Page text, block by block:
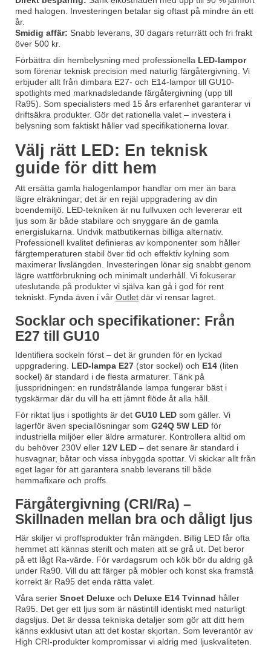
med halogen. Investeringen betalar sig oftast på mindre än ett
år.
Smidig affär: Snabb leverans, 30 dagars returrätt och fri frakt
över 500 kr.
Förbättra din hembelysning med professionella LED-lampor
som förenar teknisk precision med naturlig färgåtergivning. Vi
erbjuder allt från dimbara E27- och E14-lampor till GU10-
spotlights med marknadsledande färgåtergivning (upp till
Ra95). Som specialisters med 15 års erfarenhet garanterar vi
driftsäkra produkter. Gör det rationella valet – investera i
belysning som faktiskt håller vad specifikationerna lovar.
Välj rätt LED: En teknisk
guide för ditt hem
Att ersätta gamla halogenlampor handlar om mer än bara
lägre elräkningar; det är en rejäl uppgradering av din
boendemiljö. LED-tekniken är nu fullvuxen och levererar ett
ljus som är både stabilare och snyggare än de gamla
energislukarna. Undvik matbutikernas billiga alternativ.
Professionell kvalitet definieras av komponenter som håller
färgtemperaturen stabil över tid och effektiv kylning som
maximerar livslängden. Investeringen lönar sig snabbt genom
lägre wattförbrukning och minimalt underhåll. Vi fokuserar
uteslutande på produkter vi själva kan gå i god för rent
tekniskt. Fynda även i vår Outlet där vi rensar lagret.
Socklar och specifikationer: Från
E27 till GU10
Identifiera sockeln först – det är grunden för en lyckad
uppgradering. LED-lampa E27 (stor sockel) och E14 (liten
sockel) är standard i de flesta armaturer. Tänk på
ljusspridningen: en rundstrålande lampa fungerar bäst i
tygskärmar där du vill ha ett jämnt flöde åt alla håll.
För riktat ljus i spotlights är det GU10 LED som gäller. Vi
lagerför även speciallösningar som G24Q 5W LED för
industriella miljöer eller äldre armaturer. Kontrollera alltid om
du behöver 230V eller 12V LED – det senare är standard i
husvagnar, båtar och vissa inbyggda spottar. Vi skickar allt från
eget lager för att garantera snabb leverans till både
hemmafixare och proffs.
Färgåtergivning (CRI/Ra) –
Skillnaden mellan bra och dåligt ljus
Här skiljer vi proffsprodukter från mängden. Billig LED får ofta
hemmet att kännas sterilt och maten att se grå ut. Det beror
på ett lågt Ra-värde. För vardagsrum och kök bör du aldrig gå
under Ra90. Vill du att färger på möbler och konst ska framstå
korrekt är Ra95 det enda rätta valet.
Våra serier Snoet Deluxe och Deluxe E14 Tvinnad håller
Ra95. Det ger ett ljus som är nästintill identiskt med naturligt
dagsljus. Det är dessa tekniska detaljer som gör att ditt hem
känns exklusivt utan att det kostar skjortan. Som leverantör av
High CRI-produkter kompromissar vi aldrig med ljuskvaliteten.